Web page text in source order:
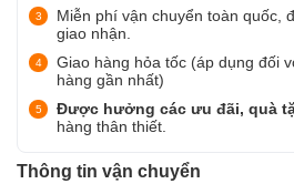
Miễn phí vận chuyển toàn quốc,
giao nhận.
Giao hàng hỏa tốc (áp dụng đối
hàng gần nhất)
Được hưởng các ưu đãi, quà
hàng thân thiết.
Thông tin vận chuyển